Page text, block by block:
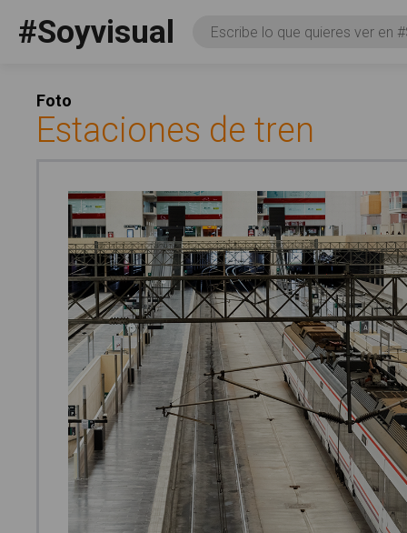
#Soyvisual Consulta
Foto
Estaciones de tren
Social
FacebookYouTubeTwitter